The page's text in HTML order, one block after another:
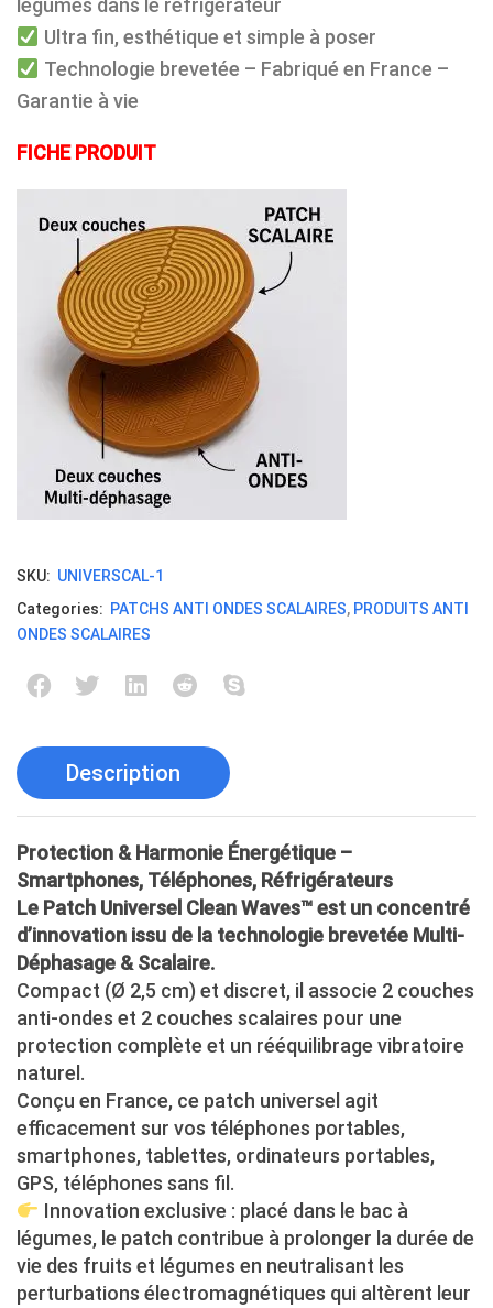
légumes dans le réfrigérateur
Ultra fin, esthétique et simple à poser
Technologie brevetée – Fabriqué en France –
Garantie à vie
FICHE PRODUIT
SKU: UNIVERSCAL-1
Categories: PATCHS ANTI ONDES SCALAIRES, PRODUITS ANTI
ONDES SCALAIRES
Description
Protection & Harmonie Énergétique –
Smartphones, Téléphones, Réfrigérateurs
Le Patch Universel Clean Waves™ est un concentré
d’innovation issu de la technologie brevetée Multi-
Déphasage & Scalaire.
Compact (Ø 2,5 cm) et discret, il associe 2 couches
anti-ondes et 2 couches scalaires pour une
protection complète et un rééquilibrage vibratoire
naturel.
Conçu en France, ce patch universel agit
efficacement sur vos téléphones portables,
smartphones, tablettes, ordinateurs portables,
GPS, téléphones sans fil.
Innovation exclusive : placé dans le bac à
légumes, le patch contribue à prolonger la durée de
vie des fruits et légumes en neutralisant les
perturbations électromagnétiques qui altèrent leur